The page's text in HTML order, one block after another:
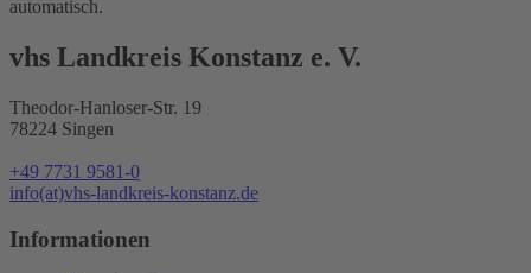
automatisch.
vhs Landkreis Konstanz e. V.
Theodor-Hanloser-Str. 19
78224 Singen
+49 7731 9581-0
info(at)vhs-landkreis-konstanz.de
Informationen